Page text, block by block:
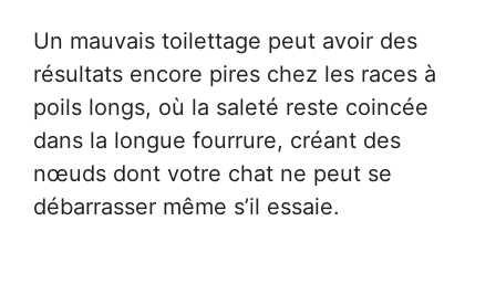
Un mauvais toilettage peut avoir des
résultats encore pires chez les races à
poils longs, où la saleté reste coincée
dans la longue fourrure, créant des
nœuds dont votre chat ne peut se
débarrasser même s’il essaie.